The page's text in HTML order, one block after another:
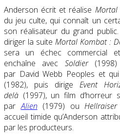
Anderson écrit et réalise Mortal
du jeu culte, qui connaît un
son réalisateur du grand
diriger la suite Mortal Kombat :
sera un échec commercial
enchaîne avec Soldier(1998)
par David Webb Peoples et
(1982), puis dirige Event
delà (1997), un film d’horreur
parAlien (1979) ou Hellraiser
accueil timide qu’Anderson
par les producteurs.